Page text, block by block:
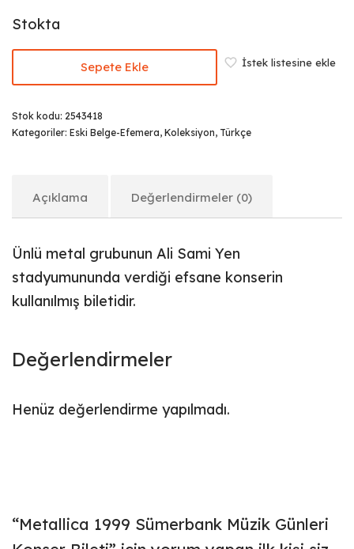
₺469,00.
fiyat:
₺379,00.
Stokta
Sepete Ekle İstek listesine ekle
Stok kodu: 2543418
Kategoriler: Eski Belge-Efemera, Koleksiyon, Türkçe
Açıklama Değerlendirmeler (0)
Ünlü metal grubunun Ali Sami Yen
stadyumununda verdiği efsane konserin
kullanılmış biletidir.
Değerlendirmeler
Henüz değerlendirme yapılmadı.
“Metallica 1999 Sümerbank Müzik Günleri